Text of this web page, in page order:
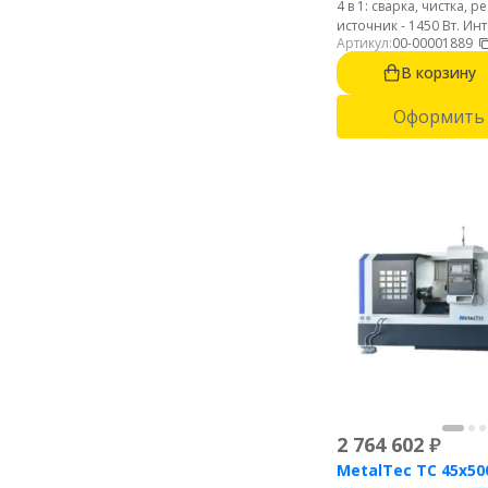
4 в 1: сварка, чистка,
источник - 1450 Вт.
русском языке. Легкий
пистолет 0.66 кг.
охлаждение.
Артикул:00-00001889
В корзину
Оформить
2 764 602 ₽
MetalTec ТС